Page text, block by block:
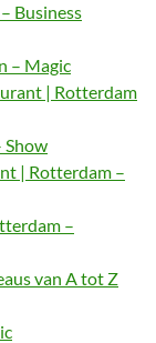
Business
– Magic
| Rotterdam
Show
| Rotterdam –
–
van A tot Z